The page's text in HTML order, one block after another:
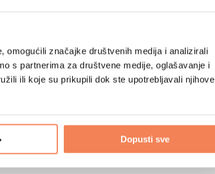
omogućili značajke društvenih medija i analizirali
s partnerima za društvene medije, oglašavanje i
ili koje su prikupili dok ste upotrebljavali njihove
Dopusti sve